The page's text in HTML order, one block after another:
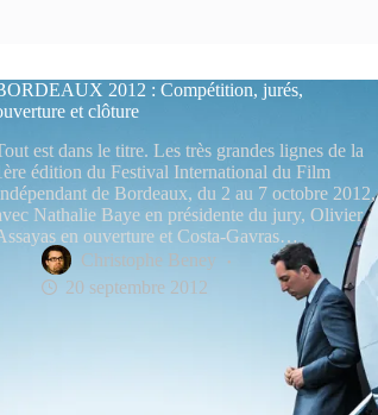
2012 : Compétition, jurés,
et clôture
est dans le titre. Les très grandes lignes de la
édition du Festival International du Film
de Bordeaux, du 2 au 7 octobre 2012,
Nathalie Baye en présidente du jury, Olivier
en ouverture et Costa-Gavras…
Christophe Beney
20 septembre 2012